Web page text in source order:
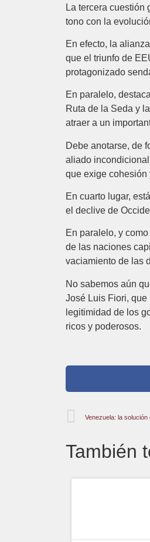
La tercera cuestión
tono con la
En efecto, la
que el triunfo de
protagonizado
​En paralelo,
Ruta de la Seda y
atraer a un
Debe anotarse, de
aliado
que exige cohesión
En cuarto lugar,
el declive de
En paralelo, y
de las naciones
vaciamiento de las
No sabemos aún
José Luis Fiori,
legitimidad de los
ricos y poderosos.
Venezuela: la
También